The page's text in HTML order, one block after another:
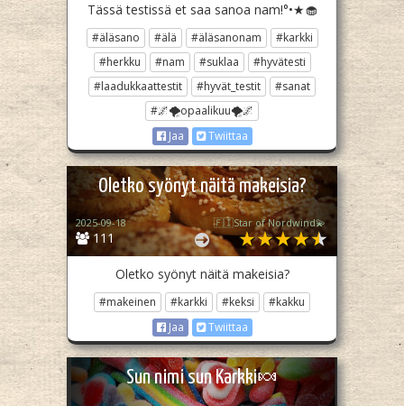
Tässä testissä et saa sanoa nam!°•★🧁
#äläsano #älä #äläsanonam
#karkki
#herkku
#nam #suklaa
#hyvätesti
#laadukkaattestit
#hyvät_testit
#sanat
#🌌🌪opaalikuu🌪🌌
Jaa
Twiittaa
Oletko syönyt näitä makeisia?
111
2025-09-18 🇫🇮Star of Nordwind💫
Oletko syönyt näitä makeisia?
#makeinen #karkki #keksi
#kakku
Jaa
Twiittaa
Sun nimi sun Karkki🍬